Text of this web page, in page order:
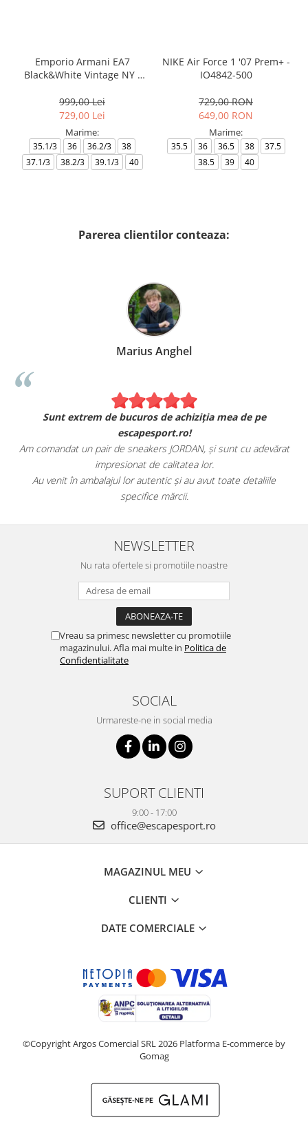
Emporio Armani EA7
Black&White Vintage NY -
999,00 Lei
729,00 Lei
Marime:
35.1/3 36 36.2/3
38
37.1/3
38.2/3 39.1/3 40
NIKE Air Force 1 '07 Prem+ -
IO4842-500
729,00 RON
649,00 RON
Marime:
35.5 36 36.5 38
37.5
38.5
39 40
Parerea clientilor conteaza:
Marius Anghel
Sunt extrem de bucuros de achiziția mea de pe
escapesport.ro!
Am comandat un pair de sneakers JORDAN, și sunt cu adevărat
impresionat de calitatea lor.
Au venit în ambalajul lor autentic și au avut toate detaliile
specifice mărcii.
NEWSLETTER
Nu rata ofertele si promotiile noastre
Vreau sa primesc newsletter cu promotiile
magazinului. Afla mai multe in Politica de
Confidentialitate
SOCIAL
Urmareste-ne in social media
SUPORT CLIENTI
9:00 - 17:00
office@escapesport.ro
MAGAZINUL MEU
CLIENTI
DATE COMERCIALE
©Copyright Argos Comercial SRL 2026 Platforma E-commerce by
Gomag